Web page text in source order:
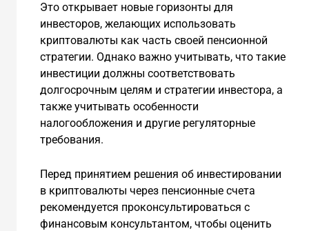
Это открывает новые горизонты для
инвесторов, желающих использовать
криптовалюты как часть своей пенсионной
стратегии. Однако важно учитывать, что такие
инвестиции должны соответствовать
долгосрочным целям и стратегии инвестора, а
также учитывать особенности
налогообложения и другие регуляторные
требования.
Перед принятием решения об инвестировании
в криптовалюты через пенсионные счета
рекомендуется проконсультироваться с
финансовым консультантом, чтобы оценить